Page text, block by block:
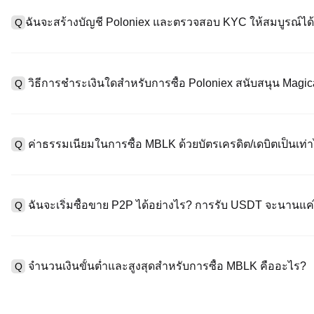
Q ฉันจะสร้างบัญชี Poloniex และตรวจสอบ KYC ให้สมบูรณ์ได้
"ความปลอดภัย" อัปโหลดเอกสาร Id ที่ถูกต้องของคุณ และถ่ายเซลฟี่
Q วิธีการชำระเงินใดสำหรับการซื้อ Poloniex สนับสนุน
ซื้อขาย OTC สำหรับธุรกรรมขนาดใหญ่เกิน 100,000 USD พร้อมใบเสน
Q ค่าธรรมเนียมในการซื้อ MBLK ด้วยบัตรเครดิต/เดบิตเป็นเท่
ธรรมเนียมการซื้อขายแบบสปอตมาตรฐาน (ต่ำถึง 0.05%) ใช้กับการซื้อข
Q ฉันจะเริ่มซื้อขาย P2P ได้อย่างไร? การรับ USDT จะนานแ
กับวิธีการชำระเงินและเวลาตอบสนองของผู้ขาย
Q จำนวนเงินขั้นต่ำและสูงสุดสำหรับการซื้อ MBLK คืออะไร?